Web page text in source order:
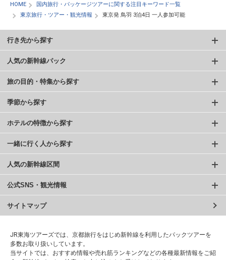
HOME
国内旅行・パッケージツアーに関する注目キーワード一覧
東京旅行・ツアー・観光情報
東京発 鳥羽 3泊4日 一人参加可能
行き先から探す
人気の新幹線パック
旅の目的・特集から探す
季節から探す
ホテルの特徴から探す
一緒に行く人から探す
人気の新幹線区間
公式SNS・観光情報
サイトマップ
JR東海ツアーズでは、京都旅行をはじめ新幹線を利用したパックツアーを
多数お取り扱いしています。
当サイトでは、おすすめ情報や売れ筋ランキングなどの各種最新情報をご紹